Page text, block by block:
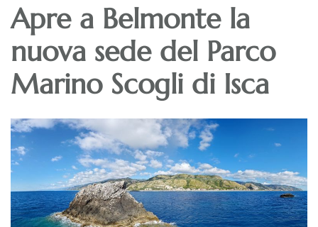
Apre a Belmonte la
nuova sede del Parco
Marino Scogli di Isca